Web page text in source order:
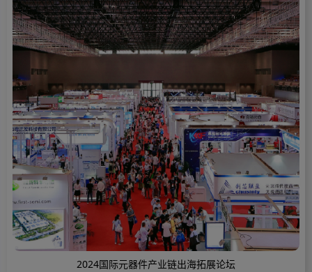
2024国际元器件产业链出海拓展论坛